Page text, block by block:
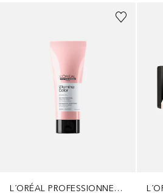
L´ORÉAL PROFESSIONNEL PARIS